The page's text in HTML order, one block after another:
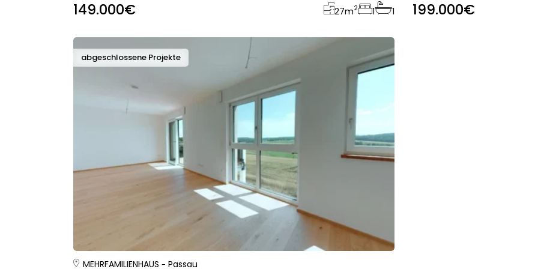
149.000€ 27m2 1 1 199.000€
abgeschlossene Projekte
MEHRFAMILIENHAUS Passau